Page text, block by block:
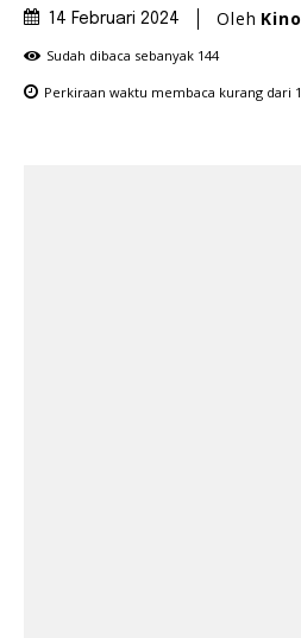
14 Februari 2024 Oleh Kino
Sudah dibaca sebanyak 144
Perkiraan waktu membaca kurang dari 1